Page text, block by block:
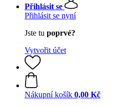
Přihlásit se
Přihlásit se nyní
Jste tu poprvé?
Vytvořit účet
Nákupní košík 0,00 Kč